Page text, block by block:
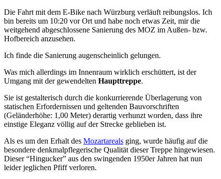
Die Fahrt mit dem E-Bike nach Würzburg verläuft reibungslos. Ich
bin bereits um 10:20 vor Ort und habe noch etwas Zeit, mir die
weitgehend abgeschlossene Sanierung des MOZ im Außen- bzw.
Hofbereich anzusehen.
Ich finde die Sanierung augenscheinlich gelungen.
Was mich allerdings im Innenraum wirklich erschüttert, ist der
Umgang mit der gewendelten Haupttreppe.
Sie ist gestalterisch durch die konkurrierende Überlagerung von
statischen Erfordernissen und geltenden Bauvorschriften
(Geländerhöhe: 1,00 Meter) derartig verhunzt worden, dass ihre
einstige Eleganz völlig auf der Strecke geblieben ist.
Als es um den Erhalt des Mozartareals ging, wurde häufig auf die
besondere denkmalpflegerische Qualität dieser Treppe hingewiesen.
Dieser “Hingucker” aus den swingenden 1950er Jahren hat nun
leider jeglichen Pfiff verloren.